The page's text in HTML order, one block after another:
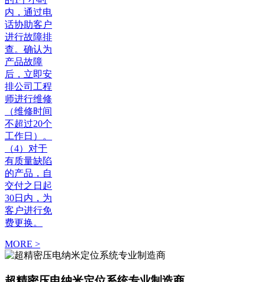
内，通过电
话协助客户
进行故障排
查。确认为
产品故障
后，立即安
排公司工程
师进行维修
（维修时间
不超过20个
工作日）。
（4）对于
有质量缺陷
的产品，自
交付之日起
30日内，为
客户进行免
费更换。
MORE >